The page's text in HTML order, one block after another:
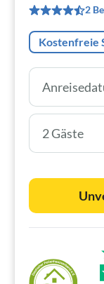
2
Kostenfreie
2 Gäste